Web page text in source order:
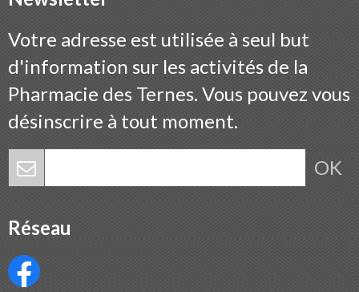
Votre adresse est utilisée à seul but
d'information sur les activités de la
Pharmacie des Ternes. Vous pouvez vous
désinscrire à tout moment.
OK
Réseau